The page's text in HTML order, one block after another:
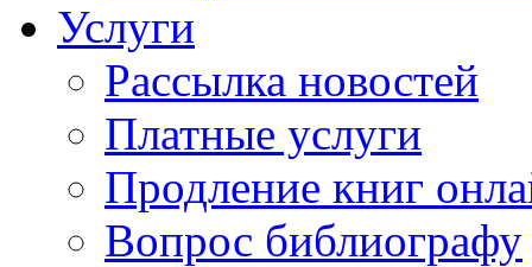
Услуги
Рассылка новостей
Платные услуги
Продление книг
Вопрос библиографу